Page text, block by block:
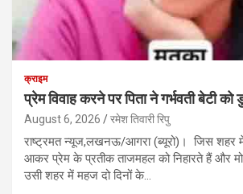
क्राइम
प्रेम विवाह करने पर पिता ने गर्भवती बेटी को
August 6, 2026 रमेश तिवारी रिपु
राष्ट्रमत न्यूज,लखनऊ/आगरा (ब्यूरो)। जिस शहर
आकर प्रेम के प्रतीक ताजमहल को निहारते हैं और
उसी शहर में महज दो दिनों के…